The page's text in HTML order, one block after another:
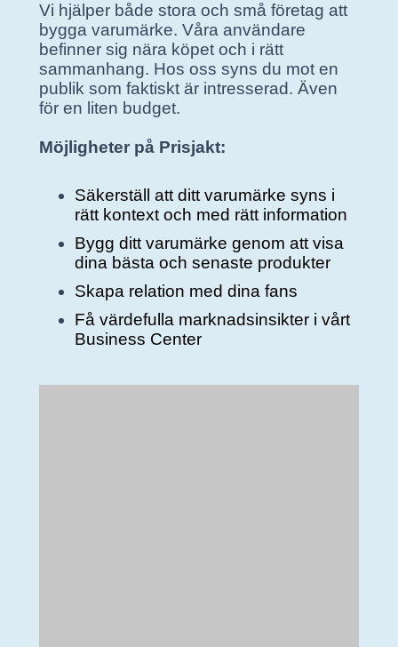
Vi hjälper både stora och små företag att
bygga varumärke. Våra användare
befinner sig nära köpet och i rätt
sammanhang. Hos oss syns du mot en
publik som faktiskt är intresserad. Även
för en liten budget.
Möjligheter på Prisjakt:
Säkerställ att ditt varumärke syns i
rätt kontext och med rätt information
Bygg ditt varumärke genom att visa
dina bästa och senaste produkter
Skapa relation med dina fans
Få värdefulla marknadsinsikter i vårt
Business Center